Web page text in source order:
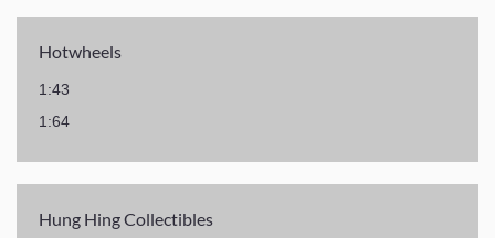
Hotwheels
1:43
1:64
Hung Hing Collectibles